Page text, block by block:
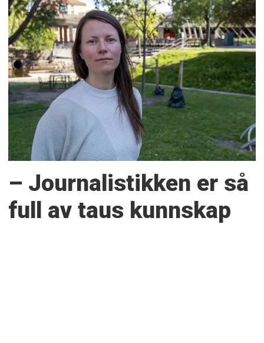
– Journalistikken er så
full av taus kunnskap